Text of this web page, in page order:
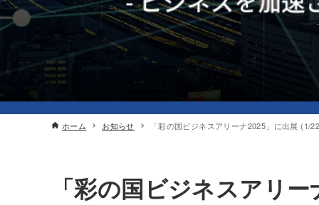
ホーム お知らせ 「彩の国ビジネスアリーナ2025」に出展 (1/
「彩の国ビジネスアリ